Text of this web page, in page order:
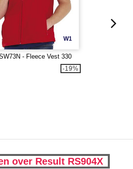
W1
- Fleece Vest 330
-19%
over Result RS904X